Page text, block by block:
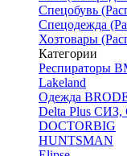
Спецобувь
Спецодежда
Хозтовары
Категории
Респираторы
Lakeland
Одежда
Delta Plus СИЗ,
DOCTORBIG
HUNTSMAN